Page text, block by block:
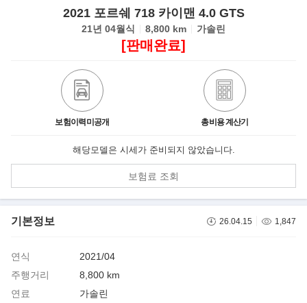
2021 포르쉐 718 카이맨 4.0 GTS
21년 04월식 8,800 km 가솔린
[판매완료]
보험이력미공개 총비용 계산기
해당모델은 시세가 준비되지 않았습니다.
보험료 조회
기본정보 26.04.15 1,847
연식
2021/04
주행거리
8,800 km
연료
가솔린